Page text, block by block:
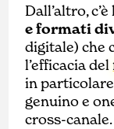
Dall’altro,
e formati
digitale) che
l’efficacia del
in
genuino e
cross-canale.